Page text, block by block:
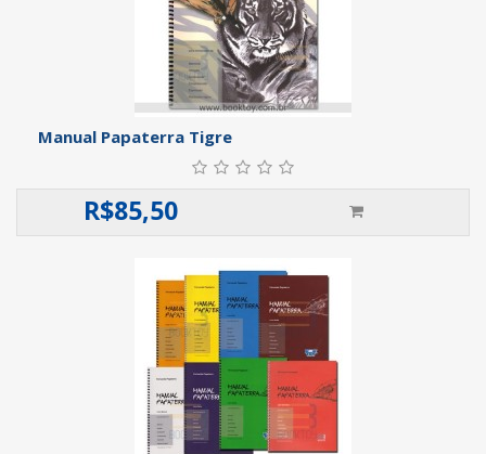
Manual Papaterra Tigre
R$85,50